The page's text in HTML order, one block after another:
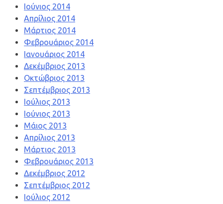
Ιούνιος 2014
Απρίλιος 2014
Μάρτιος 2014
Φεβρουάριος 2014
Ιανουάριος 2014
Δεκέμβριος 2013
Οκτώβριος 2013
Σεπτέμβριος 2013
Ιούλιος 2013
Ιούνιος 2013
Μάιος 2013
Απρίλιος 2013
Μάρτιος 2013
Φεβρουάριος 2013
Δεκέμβριος 2012
Σεπτέμβριος 2012
Ιούλιος 2012